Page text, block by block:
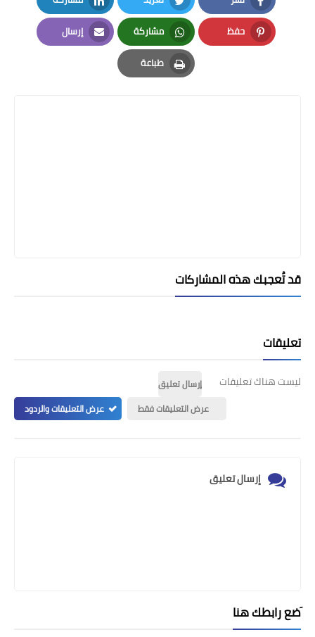
Facebook
Twitter
LinkedIn
حفظ
Pinterest
مشاركة
Whatsapp
إرسال
Email
طباعة
Print
قد تُعجبك هذه المشاركات
تعليقات
ليست هناك تعليقات
إرسال تعليق
عرض التعليقات فقط
عرض التعليقات والردود
إرسال تعليق
َضع رابطك هنا